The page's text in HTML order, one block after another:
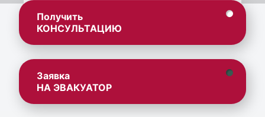
Получить
КОНСУЛЬТАЦИЮ
Заявка
НА ЭВАКУАТОР